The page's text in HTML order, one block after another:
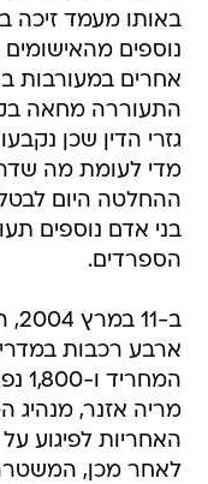
באותו מעמד
אחרים במעורבות
התעוררה מחאה
גזרי הדין שכן
מדי לעומת מה
ההחלטה היום
בני אדם נוספים
הספרדים.
ב-
מריה אזנר,
האחריות לפיגוע
לאחר מכן,